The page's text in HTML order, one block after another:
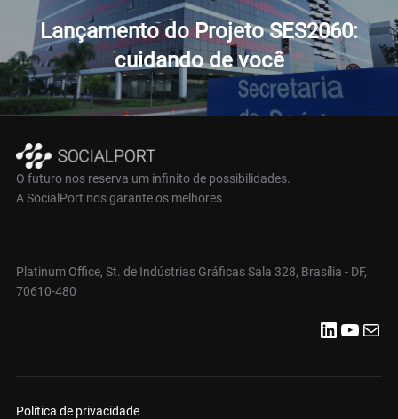
Post
anterior
Lançamento do Projeto SES2060:
cuidando de você
O futuro nos reserva um infinito de possibilidades.
A SocialPort nos garante os melhores
Platinum Office, St. de Indústrias Gráficas Sala 328, Brasília - DF,
70610-480
LinkedIn Youtube E-mail
Política de privacidade